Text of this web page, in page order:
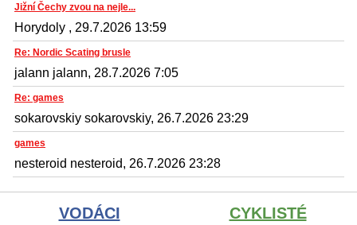
Jižní Čechy zvou na nejle...
Horydoly , 29.7.2026 13:59
Re: Nordic Scating brusle
jalann jalann, 28.7.2026 7:05
Re: games
sokarovskiy sokarovskiy, 26.7.2026 23:29
games
nesteroid nesteroid, 26.7.2026 23:28
VODÁCI CYKLISTÉ